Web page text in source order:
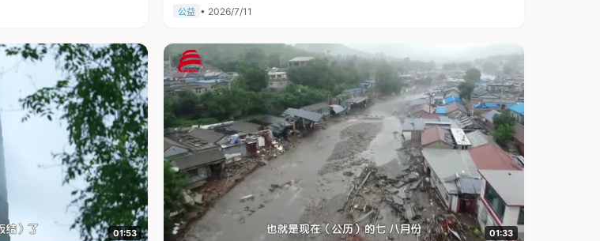
公益 • 2026/7/11
01:53 01:33